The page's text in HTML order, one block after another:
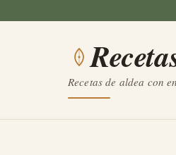
contenido
Recetas de aldea con